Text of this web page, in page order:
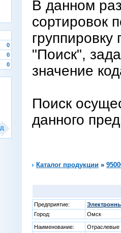
0
0
0
В данном
сортировок
"Поиск",
значение
Поиск
данного
Каталог продукции »
Предприятие:
Город:
Омск
Наименование:
Отраслевые